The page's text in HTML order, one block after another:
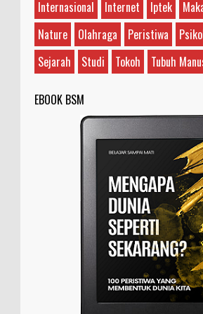
yang guru dan siapa yang murid? Teman
Internasional
Internet Iptek
Nature
Olahraga Peristiwa
Sejarah
Studi Tokoh Tubuh
EBOOK BSM